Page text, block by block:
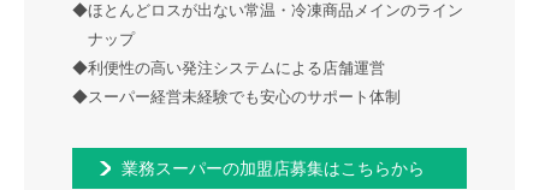
◆ほとんどロスが出ない常温・冷凍商品メインのライン
ナップ
◆利便性の高い発注システムによる店舗運営
◆スーパー経営未経験でも安心のサポート体制
業務スーパーの加盟店募集はこちらから